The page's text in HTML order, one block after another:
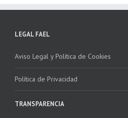
LEGAL FAEL
Aviso Legal y Política de Cookies
Política de Privacidad
TRANSPARENCIA